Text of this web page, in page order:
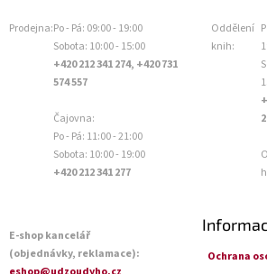
Prodejna:Po - Pá: 09:00 - 19:00
Sobota: 10:00 - 15:00
+420 212 341 274, +420 731
574 557
Čajovna:
Po - Pá: 11:00 - 21:00
Sobota: 10:00 - 19:00
+420 212 341 277
Oddělení
knih:
E-shop kancelář
(objednávky, reklamace):
Ochrana